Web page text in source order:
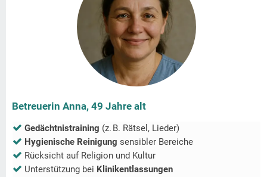
Betreuerin Anna, 49 Jahre alt
Gedächtnistraining (z. B. Rätsel, Lieder)
Hygienische Reinigung sensibler Bereiche
Rücksicht auf Religion und Kultur
Unterstützung bei Klinikentlassungen